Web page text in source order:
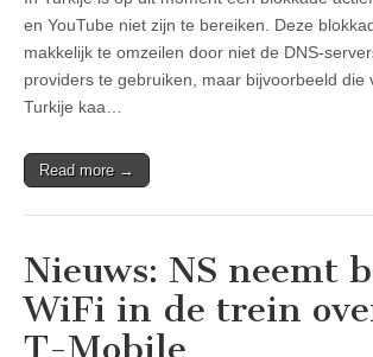
Twitter
en
en YouTube niet zijn te bereiken. Deze
makkelijk te omzeilen door niet de DNS-
providers te gebruiken, maar bijvoorbeeld die
Turkije kaa…
Read more →
Nieuws: NS neemt
WiFi in de trein